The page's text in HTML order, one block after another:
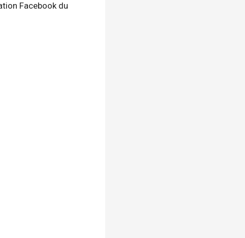
Facebook du